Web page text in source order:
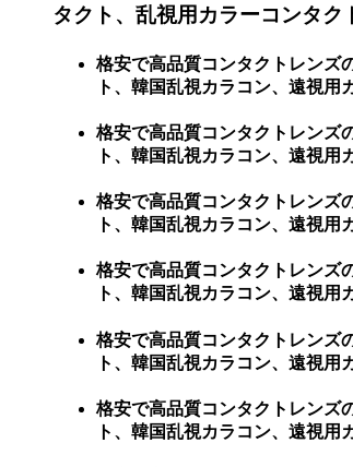
タクト、乱視用カラーコンタク
格安で高品質コンタクトレンズ
ト、韓国乱視カラコン、遠視
格安で高品質コンタクトレンズ
ト、韓国乱視カラコン、遠視
格安で高品質コンタクトレンズ
ト、韓国乱視カラコン、遠視
格安で高品質コンタクトレンズ
ト、韓国乱視カラコン、遠視
格安で高品質コンタクトレンズ
ト、韓国乱視カラコン、遠視
格安で高品質コンタクトレンズ
ト、韓国乱視カラコン、遠視